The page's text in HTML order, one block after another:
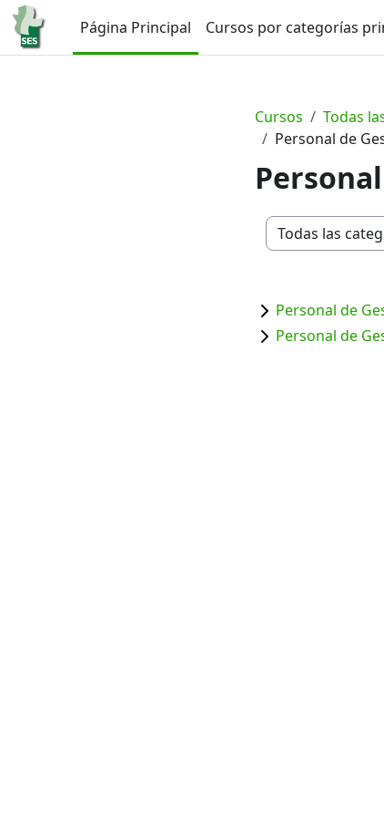
Salta al contenido principal
Página Principal
Cursos por categorías
Cursos
Todas
Personal de
Categorías
Personal de
Personal de